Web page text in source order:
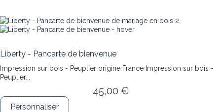
Liberty - Pancarte de bienvenue
Impression sur bois - Peuplier origine France Impression sur bois -
Peuplier...
45,00 €
Personnaliser